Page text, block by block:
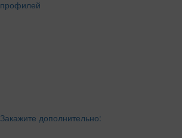
Закажите дополнительно: